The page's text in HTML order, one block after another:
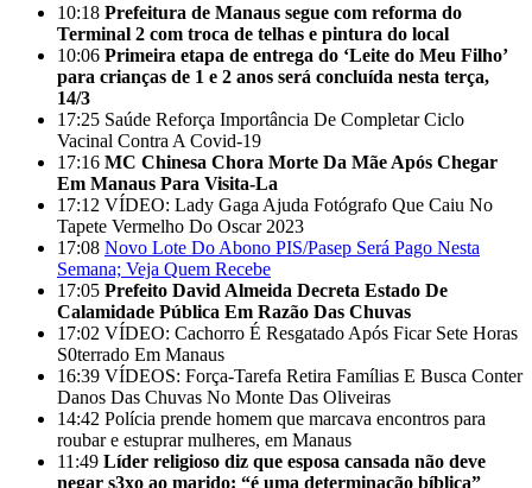
10:18 Prefeitura de Manaus segue com reforma do
Terminal 2 com troca de telhas e pintura do local
10:06 Primeira etapa de entrega do ‘Leite do Meu Filho’
para crianças de 1 e 2 anos será concluída nesta terça,
14/3
17:25 Saúde Reforça Importância De Completar Ciclo
Vacinal Contra A Covid-19
17:16 MC Chinesa Chora Morte Da Mãe Após Chegar
Em Manaus Para Visita-La
17:12 VÍDEO: Lady Gaga Ajuda Fotógrafo Que Caiu No
Tapete Vermelho Do Oscar 2023
17:08 Novo Lote Do Abono PIS/Pasep Será Pago Nesta
Semana; Veja Quem Recebe
17:05 Prefeito David Almeida Decreta Estado De
Calamidade Pública Em Razão Das Chuvas
17:02 VÍDEO: Cachorro É Resgatado Após Ficar Sete Horas
S0terrado Em Manaus
16:39 VÍDEOS: Força-Tarefa Retira Famílias E Busca Conter
Danos Das Chuvas No Monte Das Oliveiras
14:42 Polícia prende homem que marcava encontros para
roubar e estuprar mulheres, em Manaus
11:49 Líder religioso diz que esposa cansada não deve
negar s3xo ao marido: “é uma determinação bíblica”